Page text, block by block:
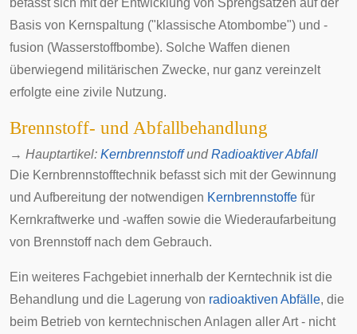
befasst sich mit der Entwicklung von Sprengsätzen auf der
Basis von Kernspaltung ("klassische Atombombe") und -
fusion (Wasserstoffbombe). Solche Waffen dienen
überwiegend militärischen Zwecke, nur ganz vereinzelt
erfolgte eine zivile Nutzung.
Brennstoff- und Abfallbehandlung
→ Hauptartikel: KernbrennstoffundRadioaktiver Abfall
Die Kernbrennstofftechnik befasst sich mit der Gewinnung
und Aufbereitung der notwendigen Kernbrennstoffe für
Kernkraftwerke und -waffen sowie die Wiederaufarbeitung
von Brennstoff nach dem Gebrauch.
Ein weiteres Fachgebiet innerhalb der Kerntechnik ist die
Behandlung und die Lagerung von radioaktiven Abfälle, die
beim Betrieb von kerntechnischen Anlagen aller Art - nicht